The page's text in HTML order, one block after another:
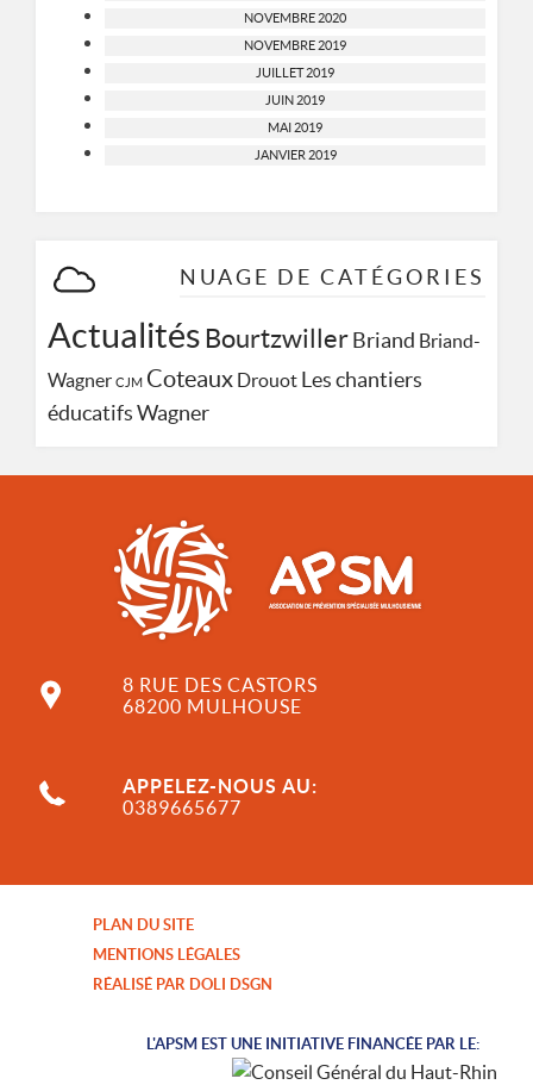
NOVEMBRE 2020
NOVEMBRE 2019
JUILLET 2019
JUIN 2019
MAI 2019
JANVIER 2019
NUAGE DE CATÉGORIES
Actualités Bourtzwiller Briand Briand-
Wagner CJM Coteaux Drouot Les chantiers
éducatifs Wagner
8 RUE DES CASTORS
68200 MULHOUSE
APPELEZ-NOUS AU:
0389665677
PLAN DU SITE
MENTIONS LÉGALES
RÉALISÉ PAR DOLI DSGN
L'APSM EST UNE INITIATIVE FINANCÉE PAR LE: